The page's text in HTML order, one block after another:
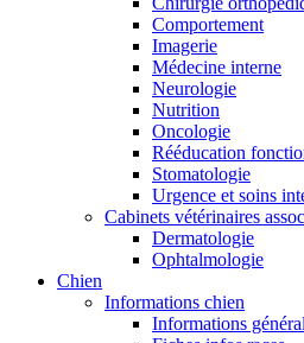
Comportement
Imagerie
Médecine interne
Neurologie
Nutrition
Oncologie
Rééducation
Stomatologie
Urgence et soins
Cabinets vétérinaires
Dermatologie
Ophtalmologie
Chien
Informations chien
Informations